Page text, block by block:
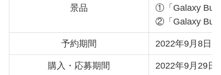
景品
①「Galaxy
②「Galaxy
予約期間 2022年9月8日(
購入・応募期間 2022年9月29日